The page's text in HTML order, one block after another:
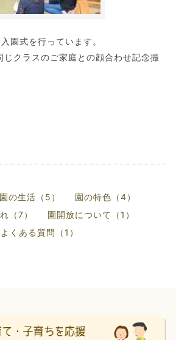
園式を行っています。
じクラスのご家庭との顔合わせ記念撮
園の生活（5）
園の特色（4）
（7）
園開放について（1）
よくある質問（1）